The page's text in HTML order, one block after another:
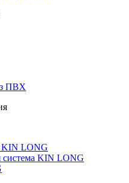
ПВХ
KIN LONG
система KIN LONG